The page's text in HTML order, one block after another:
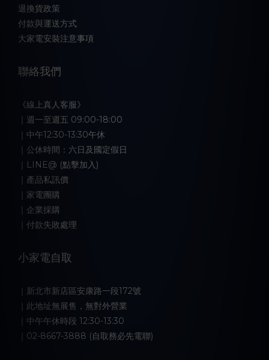
退換貨政策
付款與運送方式
大家電安裝注意事項
聯絡我們
《線上真人客服》
｜週一至週五 09:00-18:00
｜中午12:30-13:30午休
｜公休時間：六日及國定假日
｜LINE@ (點擊加入)
｜產品私訊價
｜家電團購
｜企業採購
｜付款失敗處理
小家電自取
｜新北市新店區安康路一段172號
｜此地址無展售，無對外營業
｜中午午休時段 12:30-13:30
｜02-8667-3888 (自取務必先電聯)